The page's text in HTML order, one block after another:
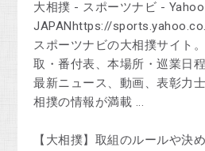
大相撲 - スポーツナビ -
JAPANhttps://
スポーツナビの大相撲サイト
取・番付表、本場所・巡業日
最新ニュース、動画、表彰力
相撲の情報が満載 ...
【大相撲】取組のルールや決